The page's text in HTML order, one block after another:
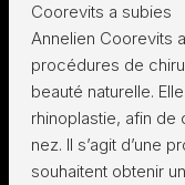
Coorevits a subies
Annelien Coorevits
procédures de
beauté naturelle.
rhinoplastie, afin
nez. Il s’agit d’une
souhaitent obtenir